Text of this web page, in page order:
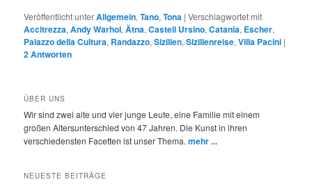
Veröffentlicht unterAllgemein,Tano,Tona |Verschlagwortet mit
Accitrezza,Andy Warhol,Ätna,Castell Ursino,Catania, Escher,
Palazzo della Cultura, Randazzo,Sizilien,Sizilienreise,Villa Pacini |
2Antworten
ÜBER UNS
Wir sind zwei alte und vier junge Leute, eine Familie mit einem
großen Altersunterschied von 47 Jahren. Die Kunst in ihren
verschiedensten Facetten ist unser Thema.mehr ...
NEUESTE BEITRÄGE